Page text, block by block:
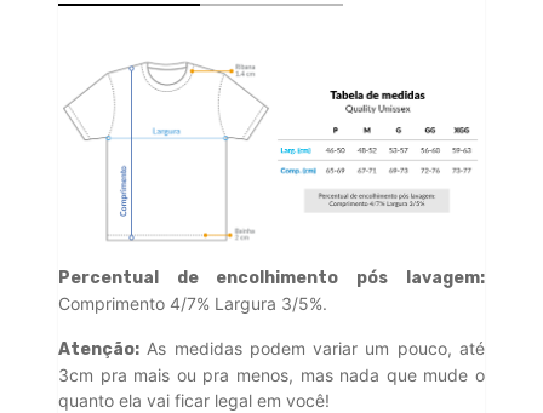
Percentual de encolhimento pós lavagem:
Comprimento 4/7% Largura 3/5%.
Atenção: As medidas podem variar um pouco, até
3cm pra mais ou pra menos, mas nada que mude o
quanto ela vai ficar legal em você!